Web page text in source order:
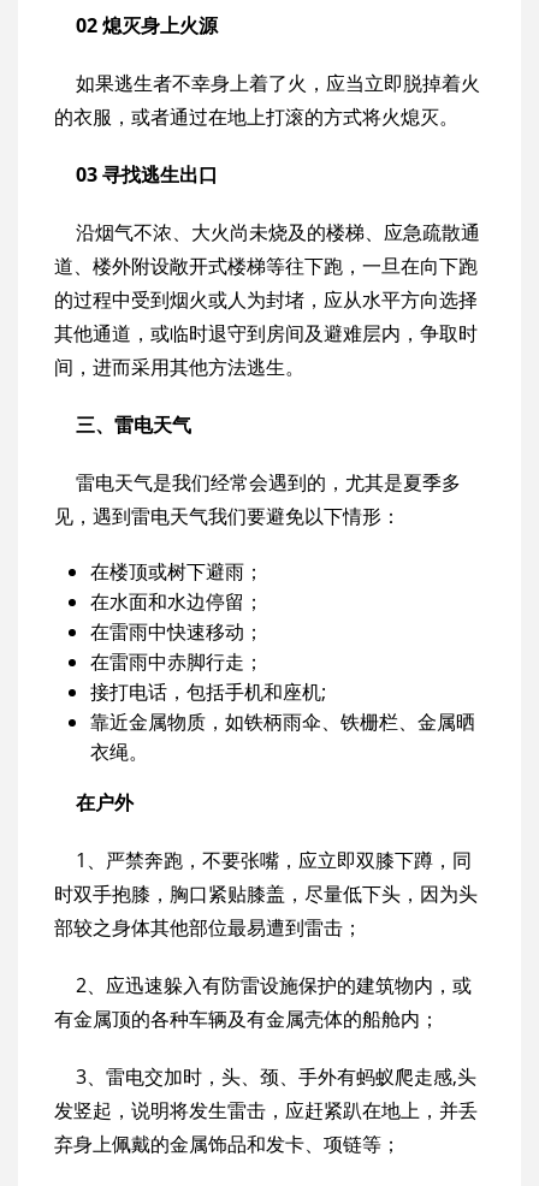
02 熄灭身上火源
如果逃生者不幸身上着了火，应当立即脱掉着火
的衣服，或者通过在地上打滚的方式将火熄灭。
03 寻找逃生出口
沿烟气不浓、大火尚未烧及的楼梯、应急疏散通
道、楼外附设敞开式楼梯等往下跑，一旦在向下跑
的过程中受到烟火或人为封堵，应从水平方向选择
其他通道，或临时退守到房间及避难层内，争取时
间，进而采用其他方法逃生。
三、雷电天气
雷电天气是我们经常会遇到的，尤其是夏季多
见，遇到雷电天气我们要避免以下情形：
在楼顶或树下避雨；
在水面和水边停留；
在雷雨中快速移动；
在雷雨中赤脚行走；
接打电话，包括手机和座机;
靠近金属物质，如铁柄雨伞、铁栅栏、金属晒
衣绳。
在户外
1、严禁奔跑，不要张嘴，应立即双膝下蹲，同
时双手抱膝，胸口紧贴膝盖，尽量低下头，因为头
部较之身体其他部位最易遭到雷击；
2、应迅速躲入有防雷设施保护的建筑物内，或
有金属顶的各种车辆及有金属壳体的船舱内；
3、雷电交加时，头、颈、手外有蚂蚁爬走感,头
发竖起，说明将发生雷击，应赶紧趴在地上，并丢
弃身上佩戴的金属饰品和发卡、项链等；